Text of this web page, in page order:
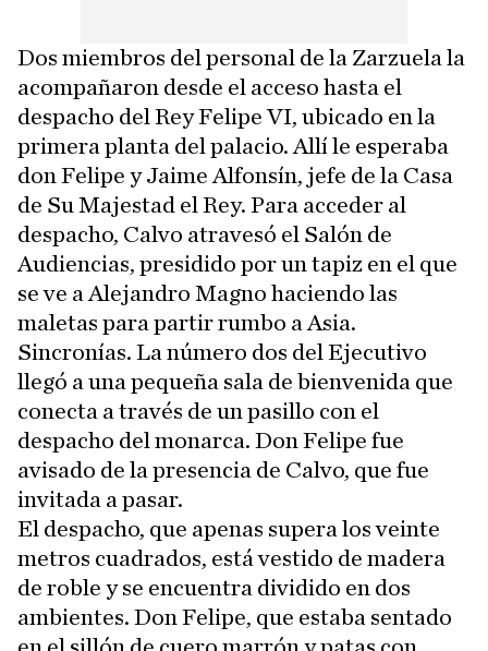
Dos miembros del personal de la Zarzuela la
acompañaron desde el acceso hasta el
despacho del Rey Felipe VI, ubicado en la
primera planta del palacio. Allí le esperaba
don Felipe y Jaime Alfonsín, jefe de la Casa
de Su Majestad el Rey. Para acceder al
despacho, Calvo atravesó el Salón de
Audiencias, presidido por un tapiz en el que
se ve a Alejandro Magno haciendo las
maletas para partir rumbo a Asia.
Sincronías. La número dos del Ejecutivo
llegó a una pequeña sala de bienvenida que
conecta a través de un pasillo con el
despacho del monarca. Don Felipe fue
avisado de la presencia de Calvo, que fue
invitada a pasar.
El despacho, que apenas supera los veinte
metros cuadrados, está vestido de madera
de roble y se encuentra dividido en dos
ambientes. Don Felipe, que estaba sentado